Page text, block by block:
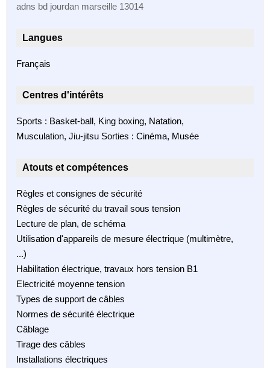
adns bd jourdan marseille 13014
Langues
Français
Centres d'intérêts
Sports : Basket-ball, King boxing, Natation,
Musculation, Jiu-jitsu Sorties : Cinéma, Musée
Atouts et compétences
Règles et consignes de sécurité
Règles de sécurité du travail sous tension
Lecture de plan, de schéma
Utilisation d'appareils de mesure électrique (multimètre,
...)
Habilitation électrique, travaux hors tension B1
Electricité moyenne tension
Types de support de câbles
Normes de sécurité électrique
Câblage
Tirage des câbles
Installations électriques